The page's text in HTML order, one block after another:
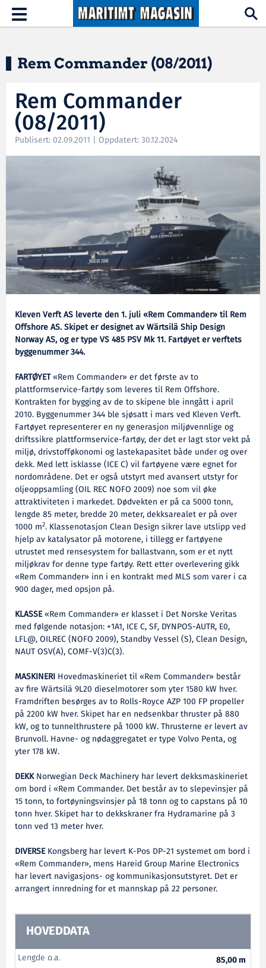
Hopp til hovedinnhold
Toggle
navigation
Rem Commander (08/2011)
Rem Commander
(08/2011)
Publisert: 02.09.2011 | Oppdatert: 30.12.2024
Kleven Verft AS leverte den 1. juli «Rem Commander» til Rem
Offshore AS. Skipet er designet av Wärtsilä Ship Design
Norway AS, og er type VS 485 PSV Mk 11. Fartøyet er verftets
byggenummer 344.
FARTØYET«Rem Commander» er det første av to
plattformservice-fartøy som leveres til Rem Offshore.
Kontrakten for bygging av de to skipene ble inngått i april
2010. Byggenummer 344 ble sjøsatt i mars ved Kleven Verft.
Fartøyet representerer en ny generasjon miljøvennlige og
driftssikre plattformservice-fartøy, der det er lagt stor vekt på
miljø, drivstofføkonomi og lastekapasitet både under og over
dekk. Med lett isklasse (ICE C) vil fartøyene være egnet for
nordområdene. Det er også utstyrt med avansert utstyr for
oljeoppsamling (OIL REC NOFO 2009) noe som vil øke
attraktiviteten i markedet. Dødvekten er på ca 5000 tonn,
lengde 85 meter, bredde 20 meter, dekksarealet er på over
1000 m2. Klassenotasjon Clean Design sikrer lave utslipp ved
hjelp av katalysator på motorene, i tillegg er fartøyene
utrustet med rensesystem for ballastvann, som er et nytt
miljøkrav for denne type fartøy. Rett etter overlevering gikk
«Rem Commander» inn i en kontrakt med MLS som varer i ca
900 dager, med opsjon på.
KLASSE«Rem Commander» er klasset i Det Norske Veritas
med følgende notasjon: +1A1, ICE C, SF, DYNPOS-AUTR, E0,
LFL@, OILREC (NOFO 2009), Standby Vessel (S), Clean Design,
NAUT OSV(A), COMF-V(3)C(3).
MASKINERI Hovedmaskineriet til «Rem Commander» består
av fire Wärtsilä 9L20 dieselmotorer som yter 1580 kW hver.
Framdriften besørges av to Rolls-Royce AZP 100 FP propeller
på 2200 kW hver. Skipet har en nedsenkbar thruster på 880
kW, og to tunnelthrustere på 1000 kW. Thrusterne er levert av
Brunvoll. Havne- og nødaggregatet er type Volvo Penta, og
yter 178 kW.
DEKKNorwegian Deck Machinery har levert dekksmaskineriet
om bord i «Rem Commander. Det består av to slepevinsjer på
15 tonn, to fortøyningsvinsjer på 18 tonn og to capstans på 10
tonn hver. Skipet har to dekkskraner fra Hydramarine på 3
tonn ved 13 meter hver.
DIVERSEKongsberg har levert K-Pos DP-21 systemet om bord i
«Rem Commander», mens Hareid Group Marine Electronics
har levert navigasjons- og kommunikasjonsutstyret. Det er
arrangert innredning for et mannskap på 22 personer.
HOVEDDATA
Lengde o.a.
85,00 m